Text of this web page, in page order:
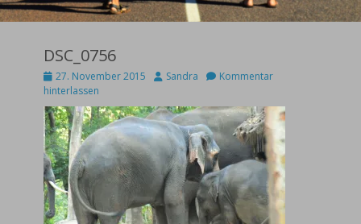
DSC_0756
Posted
on
27. November 2015 AutorSandra
Kommentar
hinterlassen